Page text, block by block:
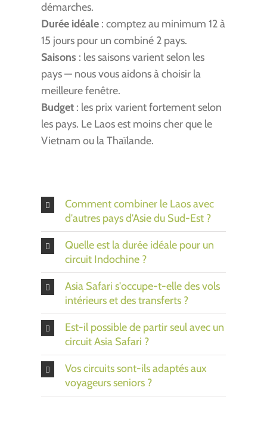
démarches.
Durée idéale: comptez au minimum 12 à
15 jours pour un combiné 2 pays.
Saisons : les saisons varient selon les
pays — nous vous aidons à choisir la
meilleure fenêtre.
Budget: les prix varient fortement selon
les pays. Le Laos est moins cher que le
Vietnam ou la Thaïlande.
Comment combiner le Laos avec
d'autres pays d'Asie du Sud-Est ?
Quelle est la durée idéale pour un
circuit Indochine ?
Asia Safari s'occupe-t-elle des vols
intérieurs et des transferts ?
Est-il possible de partir seul avec un
circuit Asia Safari ?
Vos circuits sont-ils adaptés aux
voyageurs seniors ?